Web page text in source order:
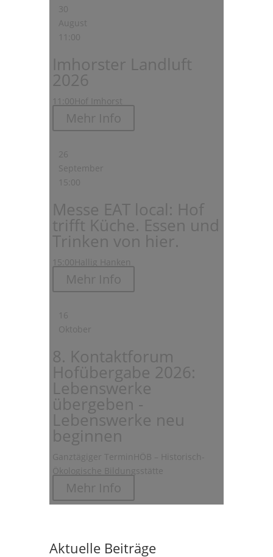
30
August
11:00
Imhorster Landluft
2026
11:00Hof Imhorst
Mehr Info
26
September
15:00
Messe EAT local: Hof
trifft Küche. Essen und
Trinken von hier.
15:00Hallig Hanken
Mehr Info
16
Oktober
8. Kontaktforum
Hofübergabe 2026:
Lebenswerke
übergeben -
Lebenswerke neu
beginnen
Ganztägiger Termin HÖB – Historisch-
Ökologische Bildungsstätte
Mehr Info
Aktuelle Beiträge